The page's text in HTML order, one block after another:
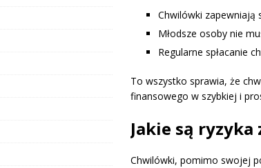
Chwilówki zapewniają
Młodsze osoby nie
Regularne spłacanie
To wszystko sprawia, że
finansowego w szybkiej i
Jakie są
Chwilówki, pomimo swojej